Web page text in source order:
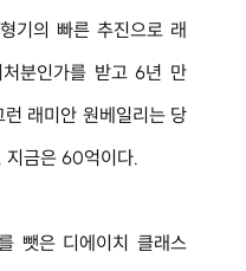
기의 빠른 추진으로 래
분인가를 받고 6년 만
래미안 원베일리는 당
금은 60억이다.
뺏은 디에이치 클래스